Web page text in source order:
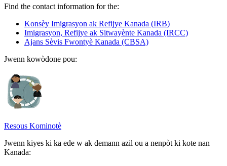
Find the contact information for the:
Konsèy Imigrasyon ak Refijye Kanada (IRB)
Imigrasyon, Refijye ak Sitwayènte Kanada (IRCC)
Ajans Sèvis Fwontyè Kanada (CBSA)
Jwenn kowòdone pou:
Resous Kominotè
Jwenn kiyes ki ka ede w ak demann azil ou a nenpòt ki kote nan
Kanada: